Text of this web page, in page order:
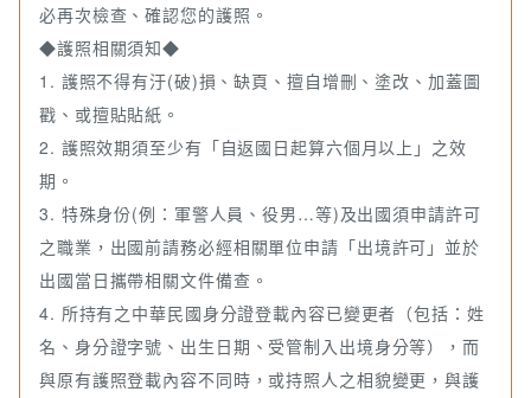
必再次檢查、確認您的護照。
◆護照相關須知◆
1. 護照不得有汙(破)損、缺頁、擅自增刪、塗改、加蓋圖
戳、或擅貼貼紙。
2. 護照效期須至少有「自返國日起算六個月以上」之效
期。
3. 特殊身份(例：軍警人員、役男…等)及出國須申請許可
之職業，出國前請務必經相關單位申請「出境許可」並於
出國當日攜帶相關文件備查。
4. 所持有之中華民國身分證登載內容已變更者（包括：姓
名、身分證字號、出生日期、受管制入出境身分等），而
與原有護照登載內容不同時，或持照人之相貌變更，與護